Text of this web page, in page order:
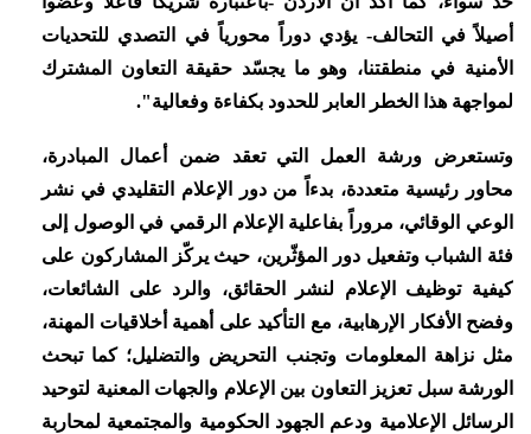
أصيلاً في التحالف- يؤدي دوراً محورياً في التصدي للتحديات
الأمنية في منطقتنا، وهو ما يجسّد حقيقة التعاون المشترك
لمواجهة هذا الخطر العابر للحدود بكفاءة وفعالية".
وتستعرض ورشة العمل التي تعقد ضمن أعمال المبادرة،
محاور رئيسية متعددة، بدءاً من دور الإعلام التقليدي في نشر
الوعي الوقائي، مروراً بفاعلية الإعلام الرقمي في الوصول إلى
فئة الشباب وتفعيل دور المؤثّرين، حيث يركّز المشاركون على
كيفية توظيف الإعلام لنشر الحقائق، والرد على الشائعات،
وفضح الأفكار الإرهابية، مع التأكيد على أهمية أخلاقيات المهنة،
مثل نزاهة المعلومات وتجنب التحريض والتضليل؛ كما تبحث
الورشة سبل تعزيز التعاون بين الإعلام والجهات المعنية لتوحيد
الرسائل الإعلامية ودعم الجهود الحكومية والمجتمعية لمحاربة